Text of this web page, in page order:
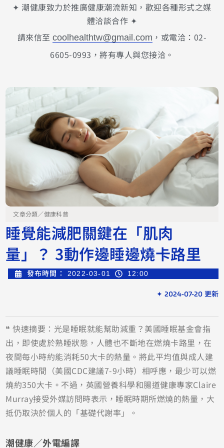
✦ 潮健康致力於推廣健康潮流新知，歡迎各種形式之媒
體洽談合作 ✦
請來信至coolhealthtw@gmail.com ，或電洽：02-
6605-0993，將有專人與您接洽。
文章分類／健康科普
睡覺能減肥關鍵在「肌肉
量」？ 3動作邊睡邊燒卡路里
發布時間： 2022-03-01 12:00
✦ 2024-07-20 更新
❝ 快速摘要：光是睡眠就能幫助減重？美國睡眠基金會指
出，即使處於熟睡狀態，人體也不斷地在燃燒卡路里，在
夜間每小時約能消耗50大卡的熱量。將此平均值與成人建
議睡眠時間（美國CDC建議7-9小時）相呼應，最少可以燃
燒約350大卡。不過，英國營養科學和腸道健康專家Claire
Murray接受外媒訪問時表示，睡眠時期所燃燒的熱量，大
抵仍取決於個人的「基礎代謝率」。
潮健康／外電編譯